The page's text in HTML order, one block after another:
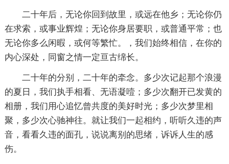
二十年后，无论你回到故里，或远在他乡；无论你仍
在求索，或事业辉煌；无论你身居要职，或普通平常；也
无论你多么闲暇，或何等繁忙。，我们始终相信，在你的
内心深处，同窗之情一定亘古绵长。
二十年的分别，二十年的牵念。多少次记起那个浪漫
的夏日，我们执手相看、无语凝噎；多少次翻开已发黄的
相册，我们用心追忆曾共度的美好时光；多少次梦里相
聚，多少次心驰神往。就让我们一起相约，听听久违的声
音，看看久违的面孔，说说离别的思绪，诉诉人生的感
伤。